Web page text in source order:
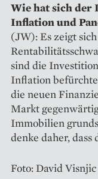
Wie hat sich
Inflation und
(JW): Es zeigt
sind die
Inflation
die neuen
Markt
Immobilien
denke daher,
Foto: David Visnjic